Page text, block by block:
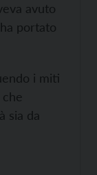
avuto
portato
i miti
sia da